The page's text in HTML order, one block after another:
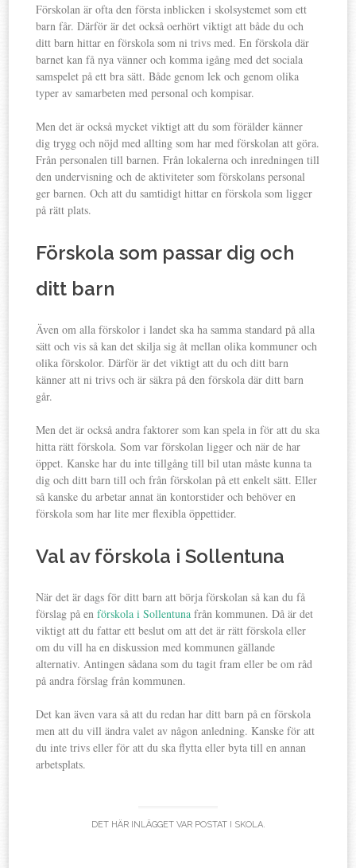
Förskolan är ofta den första inblicken i skolsystemet som ett
barn får. Därför är det också oerhört viktigt att både du och
ditt barn hittar en förskola som ni trivs med. En förskola där
barnet kan få nya vänner och komma igång med det sociala
samspelet på ett bra sätt. Både genom lek och genom olika
typer av samarbeten med personal och kompisar.
Men det är också mycket viktigt att du som förälder känner
dig trygg och nöjd med allting som har med förskolan att göra.
Från personalen till barnen. Från lokalerna och inredningen till
den undervisning och de aktiviteter som förskolans personal
ger barnen. Och att du samtidigt hittar en förskola som ligger
på rätt plats.
Förskola som passar dig och
ditt barn
Även om alla förskolor i landet ska ha samma standard på alla
sätt och vis så kan det skilja sig åt mellan olika kommuner och
olika förskolor. Därför är det viktigt att du och ditt barn
känner att ni trivs och är säkra på den förskola där ditt barn
går.
Men det är också andra faktorer som kan spela in för att du ska
hitta rätt förskola. Som var förskolan ligger och när de har
öppet. Kanske har du inte tillgång till bil utan måste kunna ta
dig och ditt barn till och från förskolan på ett enkelt sätt. Eller
så kanske du arbetar annat än kontorstider och behöver en
förskola som har lite mer flexibla öppettider.
Val av förskola i Sollentuna
När det är dags för ditt barn att börja förskolan så kan du få
förslag på enförskola i Sollentuna från kommunen. Då är det
viktigt att du fattar ett beslut om att det är rätt förskola eller
om du vill ha en diskussion med kommunen gällande
alternativ. Antingen sådana som du tagit fram eller be om råd
på andra förslag från kommunen.
Det kan även vara så att du redan har ditt barn på en förskola
men att du vill ändra valet av någon anledning. Kanske för att
du inte trivs eller för att du ska flytta eller byta till en annan
arbetsplats.
DET HÄR INLÄGGET VAR POSTAT I SKOLA.